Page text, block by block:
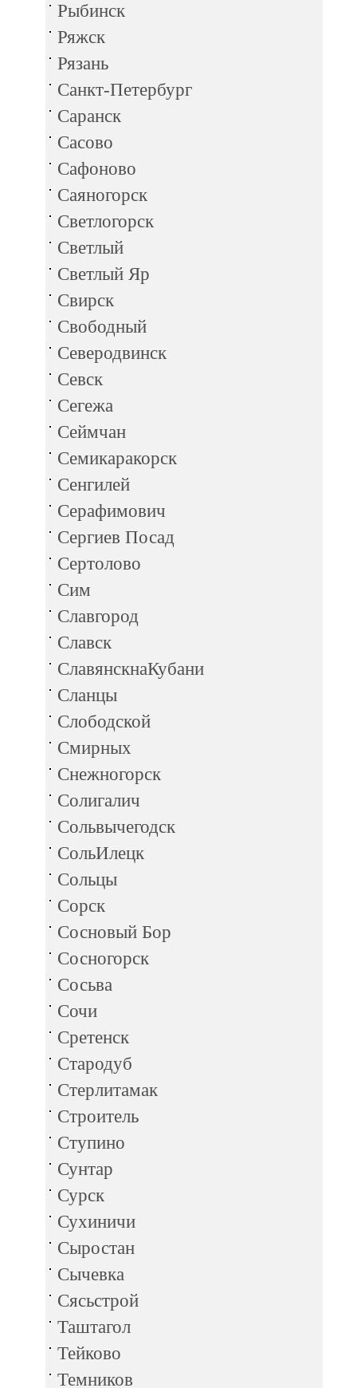
Рыбинск
Ряжск
Рязань
Санкт-Петербург
Саранск
Сасово
Сафоново
Саяногорск
Светлогорск
Светлый
Светлый Яр
Свирск
Свободный
Северодвинск
Севск
Сегежа
Сеймчан
Семикаракорск
Сенгилей
Серафимович
Сергиев Посад
Сертолово
Сим
Славгород
Славск
СлавянскнаКубани
Сланцы
Слободской
Смирных
Снежногорск
Солигалич
Сольвычегодск
СольИлецк
Сольцы
Сорск
Сосновый Бор
Сосногорск
Сосьва
Сочи
Сретенск
Стародуб
Стерлитамак
Строитель
Ступино
Сунтар
Сурск
Сухиничи
Сыростан
Сычевка
Сясьстрой
Таштагол
Тейково
Темников